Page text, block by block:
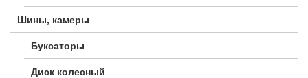
Шины, камеры
Буксаторы
Диск колесный